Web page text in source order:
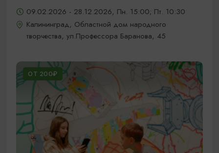
09.02.2026 - 28.12.2026, Пн. 15:00; Пт. 10:30
Калининград, Областной дом народного
творчества, ул.Профессора Баранова, 45
ОТ 200₽